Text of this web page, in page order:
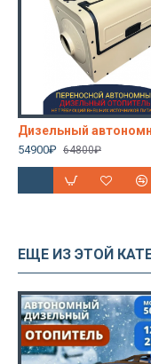
54900₽ 64800₽
ЕЩЕ ИЗ ЭТОЙ